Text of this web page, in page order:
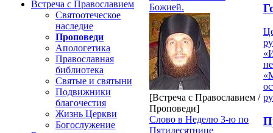
Встреча с Православием
Святоотеческое
наследие
Проповеди
Апологетика
Православная
библиотека
Святые и святыни
Подвижники
благочестия
Жизнь Церкви
Богослужение
Божией.
[Встреча с Православием /
Проповеди]
Слово в Неделю 3-ю по
Пятидесятнице